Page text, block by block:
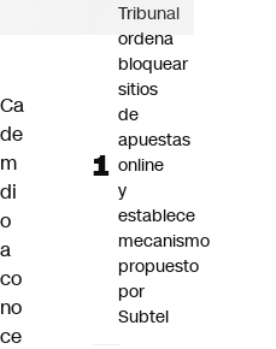
Ca
de
m
di
o
a
co
no
ce
Tribunal
ordena
bloquear
sitios
de
apuestas
online
y
establece
mecanismo
propuesto
por
Subtel